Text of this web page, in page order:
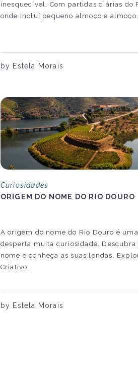
inesquecível. Com partidas diárias do
onde incluí pequeno almoço e almoço.
by Estela Morais
Curiosidades
ORIGEM DO NOME DO RIO DOURO
A origem do nome do Rio Douro é
desperta muita curiosidade. Descubra
nome e conheça as suas lendas.
Criativo.
by Estela Morais